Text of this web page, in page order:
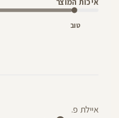
איכות המוצר
טוב
איילת פ.